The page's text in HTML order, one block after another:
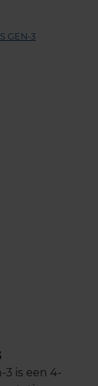
GEN-3
3 is een 4-